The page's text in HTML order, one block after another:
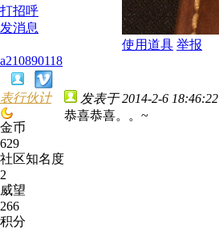
打招呼
发消息
使用道具 举报
a210890118
表行伙计
金币
629
社区知名度
2
威望
266
积分
发表于 2014-2-6 18:46:22
恭喜恭喜。。~